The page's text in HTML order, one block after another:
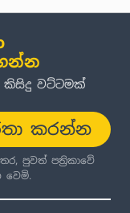
වට්ටමක්
කරන්න
පුවත් පත්‍රිකාවේ
වෙමි.